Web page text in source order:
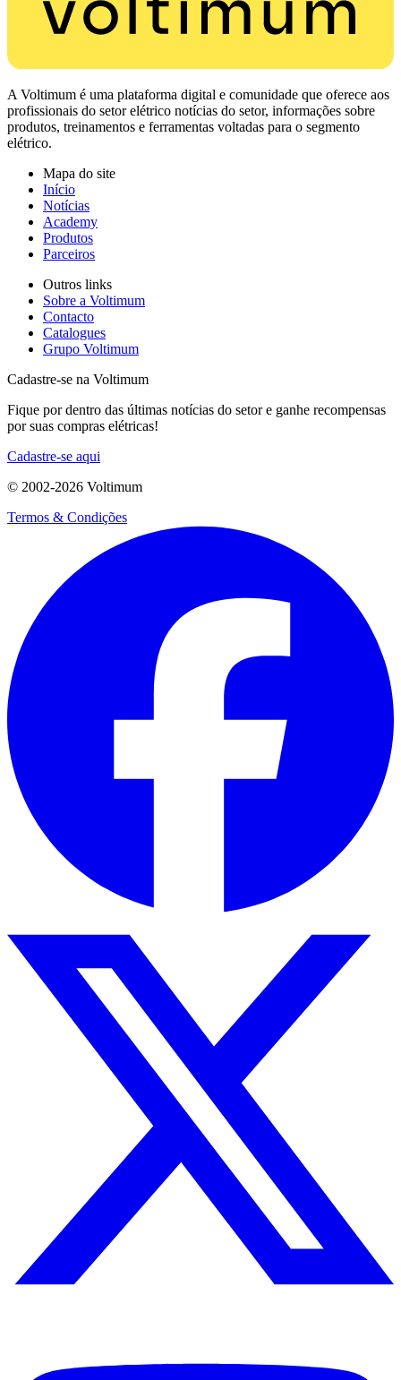
A Voltimum é uma plataforma digital e comunidade que oferece aos
profissionais do setor elétrico notícias do setor, informações sobre
produtos, treinamentos e ferramentas voltadas para o segmento
elétrico.
Mapa do site
Início
Notícias
Academy
Produtos
Parceiros
Outros links
Sobre a Voltimum
Contacto
Catalogues
Grupo Voltimum
Cadastre-se na Voltimum
Fique por dentro das últimas notícias do setor e ganhe recompensas
por suas compras elétricas!
Cadastre-se aqui
© 2002-2026 Voltimum
Termos & Condições